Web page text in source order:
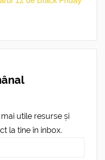
utile resurse și
la tine în inbox.